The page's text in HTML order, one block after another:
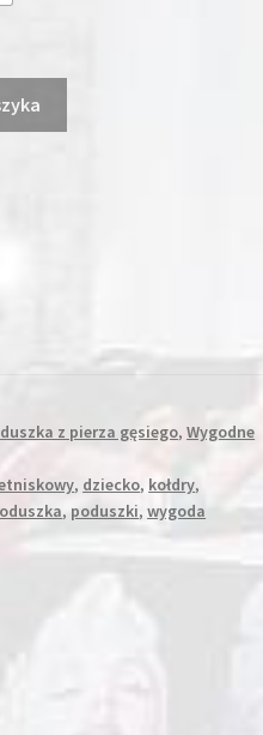
z pierza gęsiego,Wygodne
, dziecko, kołdry,
, poduszki,wygoda